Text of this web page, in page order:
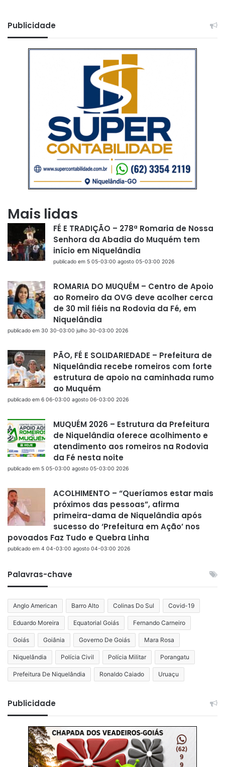
Publicidade
Mais lidas
FÉ E TRADIÇÃO – 278ª Romaria de Nossa
Senhora da Abadia do Muquém tem
início em Niquelândia
publicado em 5 05-03:00 agosto 05-03:00 2026
ROMARIA DO MUQUÉM – Centro de Apoio
ao Romeiro da OVG deve acolher cerca
de 30 mil fiéis na Rodovia da Fé, em
Niquelândia
publicado em 30 30-03:00 julho 30-03:00 2026
PÃO, FÉ E SOLIDARIEDADE – Prefeitura de
Niquelândia recebe romeiros com forte
estrutura de apoio na caminhada rumo
ao Muquém
publicado em 6 06-03:00 agosto 06-03:00 2026
MUQUÉM 2026 – Estrutura da Prefeitura
de Niquelândia oferece acolhimento e
atendimento aos romeiros na Rodovia
da Fé nesta noite
publicado em 5 05-03:00 agosto 05-03:00 2026
ACOLHIMENTO – “Queríamos estar mais
próximos das pessoas”, afirma
primeira-dama de Niquelândia após
sucesso do ‘Prefeitura em Ação’ nos
povoados Faz Tudo e Quebra Linha
publicado em 4 04-03:00 agosto 04-03:00 2026
Palavras-chave
Anglo American Barro Alto Colinas Do Sul Covid-19
Eduardo Moreira Equatorial Goiás Fernando Carneiro
Goiás Goiânia Governo De Goiás Mara Rosa
Niquelândia Polícia Civil Polícia Militar Porangatu
Prefeitura De Niquelândia Ronaldo Caiado Uruaçu
Publicidade